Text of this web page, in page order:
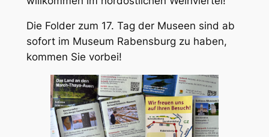
Die Folder zum 17. Tag der Museen sind ab
sofort im Museum Rabensburg zu haben,
kommen Sie vorbei!